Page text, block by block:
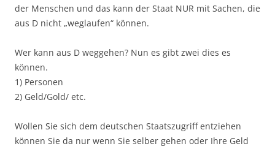
der Menschen und das kann der Staat NUR mit Sachen, die
aus D nicht „weglaufen“ können.
Wer kann aus D weggehen? Nun es gibt zwei dies es
können.
1) Personen
2) Geld/Gold/ etc.
Wollen Sie sich dem deutschen Staatszugriff entziehen
können Sie da nur wenn Sie selber gehen oder Ihre Geld